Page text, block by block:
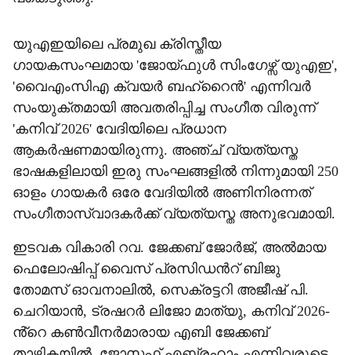
യുഎഇയിലെ പ്രമുഖ ക്രിസ്തീയ
ഗായകസംഘമായ 'ജോയ്ഫുൾ സിംഗേഴ്സ് യുഎഇ',
'വൈഎംസിഎ ക്വയർ ബഹ്റൈൻ' എന്നിവർ
സംയുക്തമായി അവതരിപ്പിച്ച സംഗീത വിരുന്ന്
'കനിവ് 2026' വേദിയിലെ പ്രധാന
ആകർഷണമായിരുന്നു. അഞ്ച് വ്യത്യസ്ത
ഭാഷകളിലായി ഇരു സംഘങ്ങളിൽ നിന്നുമായി 250
ഓളം ഗായകർ ഒരേ വേദിയിൽ അണിനിരന്നത്
സംഗീതാസ്വാദകർക്ക് വ്യത്യസ്ത അനുഭവമായി.
ഇടവക വികാരി റവ. ജേക്കബ് ജോർജ്, അൽമായ
ഫെലോഷിപ്പ് വൈസ് പ്രസിഡന്‍റ് ബിജു
തോമസ് ഓവനാലിൽ, സെക്രട്ടറി അജീഷ് പി.
ചെറിയാൻ, ട്രഷറർ ലിജോ മാത്യു, കനിവ് 2026-
ൻ്റെ കൺവീനർമാരായ എബി ജേക്കബ്